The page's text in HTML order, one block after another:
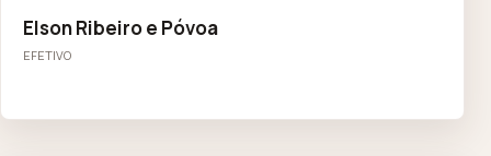
Elson Ribeiro e Póvoa
EFETIVO